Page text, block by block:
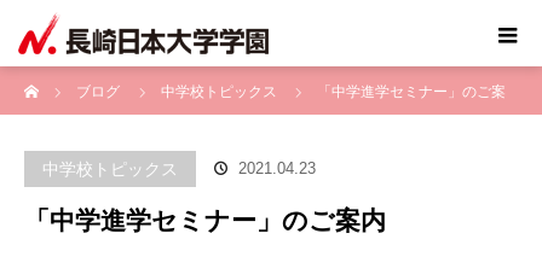
ブログ
中学校トピックス 「中学進学セミナー」のご案
中学校トピックス 2021.04.23
「中学進学セミナー」のご案内